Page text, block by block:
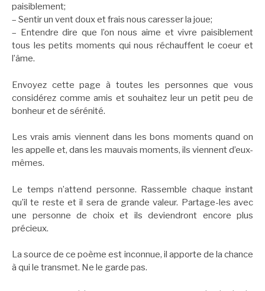
paisiblement;
– Sentir un vent doux et frais nous caresser la joue;
– Entendre dire que l’on nous aime et vivre paisiblement
tous les petits moments qui nous réchauffent le coeur et
l’âme.
Envoyez cette page à toutes les personnes que vous
considérez comme amis et souhaitez leur un petit peu de
bonheur et de sérénité.
Les vrais amis viennent dans les bons moments quand on
les appelle et, dans les mauvais moments, ils viennent d’eux-
mêmes.
Le temps n’attend personne. Rassemble chaque instant
qu’il te reste et il sera de grande valeur. Partage-les avec
une personne de choix et ils deviendront encore plus
précieux.
La source de ce poème est inconnue, il apporte de la chance
à qui le transmet. Ne le garde pas.